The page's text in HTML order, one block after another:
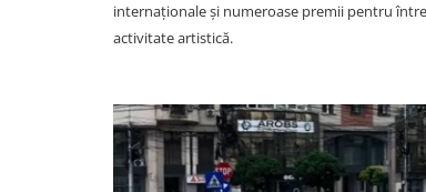
internaționale și numeroase premii pentru
activitate artistică.